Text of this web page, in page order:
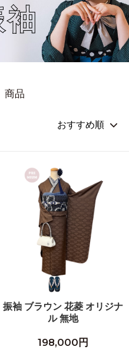
袖
商品
振袖 ブラウン 花菱 オリジナ
ル 無地
198,000円